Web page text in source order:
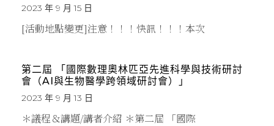
2023 年 9 月 15 日
[活動地點變更]注意！！！快訊！！！本次
第二屆 「國際數理奧林匹亞先進科學與技術研討
會（AI與生物醫學跨領域研討會）」
2023 年 9 月 13 日
＊議程＆講題/講者介紹 ＊第二屆 「國際